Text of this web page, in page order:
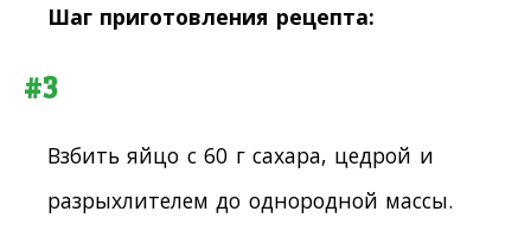
Шаг приготовления рецепта:
#3
Взбить яйцо с 60 г сахара, цедрой и
разрыхлителем до однородной массы.